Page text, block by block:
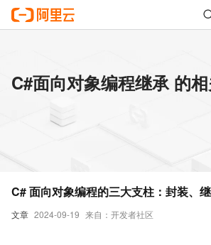
C#面向对象编程继承 的
文章 2024-09-19 来自：开发者社区
C# 面向对象编程的三大支柱：封装、